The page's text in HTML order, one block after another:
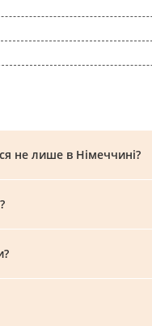
не лише в Німеччині?